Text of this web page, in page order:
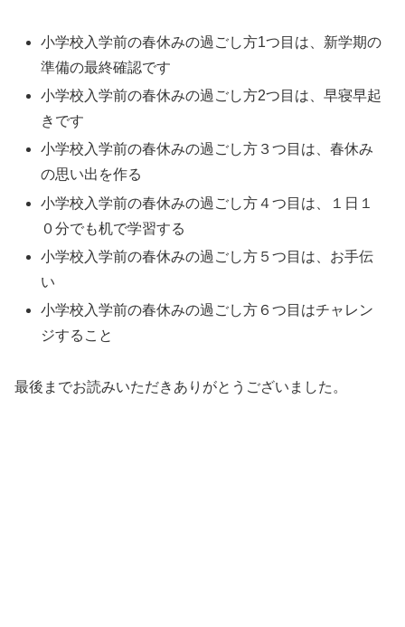
小学校入学前の春休みの過ごし方1つ目は、新学期の
準備の最終確認です
小学校入学前の春休みの過ごし方2つ目は、早寝早起
きです
小学校入学前の春休みの過ごし方３つ目は、春休み
の思い出を作る
小学校入学前の春休みの過ごし方４つ目は、１日１
０分でも机で学習する
小学校入学前の春休みの過ごし方５つ目は、お手伝
い
小学校入学前の春休みの過ごし方６つ目はチャレン
ジすること
最後までお読みいただきありがとうございました。